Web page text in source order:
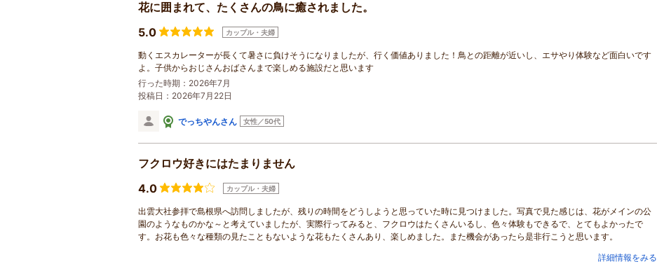
花に囲まれて、たくさんの鳥に癒されました。
5.0
カップル・夫婦
動くエスカレーターが長くて暑さに負けそうになりましたが、行く価値ありました！鳥との距離が近いし、エサやり体験など面白いです
よ。子供からおじさんおばさんまで楽しめる施設だと思います
行った時期：2026年7月
投稿日：2026年7月22日
でっちやんさん 女性／50代
フクロウ好きにはたまりません
4.0
カップル・夫婦
出雲大社参拝で島根県へ訪問しましたが、残りの時間をどうしようと思っていた時に見つけました。写真で見た感じは、花がメインの公
園のようなものかな～と考えていましたが、実際行ってみると、フクロウはたくさんいるし、色々体験もできるで、とてもよかったで
す。お花も色々な種類の見たこともないような花もたくさんあり、楽しめました。また機会があったら是非行こうと思います。
詳細情報をみる